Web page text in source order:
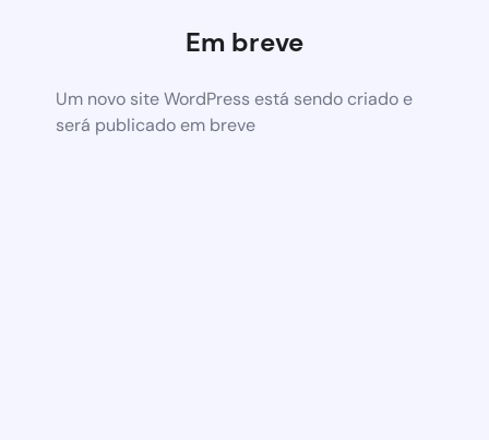
Em breve
Um novo site WordPress está sendo criado e
será publicado em breve